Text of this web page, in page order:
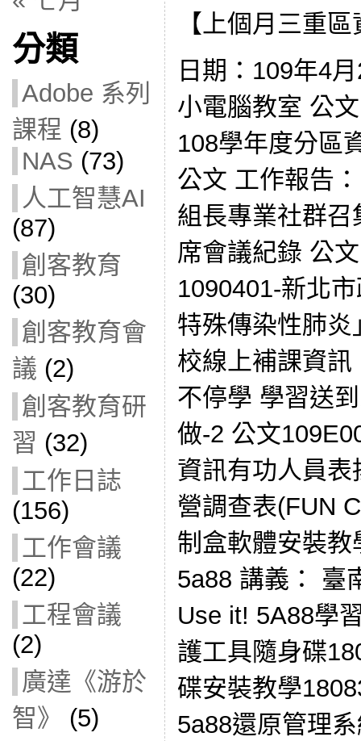
分類
Adobe 系列
課程 (8)
NAS (73)
人工智慧AI
(87)
創客教育
(30)
創客教育會
議 (2)
創客教育研
習 (32)
工作日誌
(156)
工作會議
(22)
工程會議
(2)
廣達《游於
智》
(5)
【上個月三重
日期：109年4
小電腦教室 公
108學年度分區
公文 工作報告
組長專業社群
席會議紀錄 公
1090401-新北
特殊傳染性肺
校線上補課資
不停學 學習送
做-2 公文
資訊有功人員
營調查表(FUN
制盒軟體安裝
5a88 講義： 臺
Use it! 5A88學
護工具隨身碟
碟安裝教學
5a88還原管理